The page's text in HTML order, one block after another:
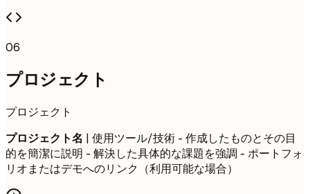
06
プロジェクト
プロジェクト
プロジェクト名 | 使用ツール/技術 - 作成したものとその目
的を簡潔に説明 - 解決した具体的な課題を強調 - ポートフォ
リオまたはデモへのリンク（利用可能な場合）